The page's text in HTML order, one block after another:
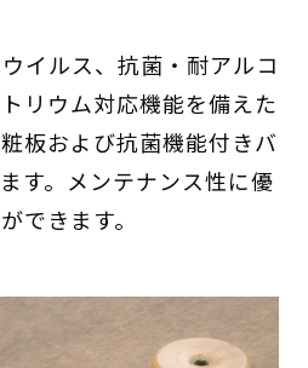
イルス、抗菌・耐アルコ
リウム対応機能を備えた
板および抗菌機能付きバ
す。メンテナンス性に優
できます。